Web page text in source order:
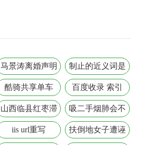
马景涛离婚声明
制止的近义词是
什么
酷骑共享单车 百度收录 索引
山西临县红枣滞
销骗局
吸二手烟肺会不
会变黑
iis url重写
扶倒地女子遭诬